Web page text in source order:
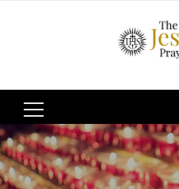
Search
for: